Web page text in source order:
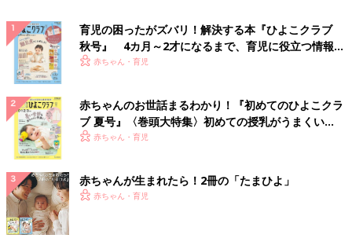
育児の困ったがズバリ！解決する本『ひよこクラブ
秋号』 4カ月～2才になるまで、育児に役立つ情報が
いっぱい！
赤ちゃん・育児
赤ちゃんのお世話まるわかり！『初めてのひよこクラ
ブ 夏号』〈巻頭大特集〉初めての授乳がうまくい
く！ おっぱい・ミルクの基本と夏のトラブル 解決テ
赤ちゃん・育児
赤ちゃんが生まれたら！2冊の「たまひよ」
赤ちゃん・育児